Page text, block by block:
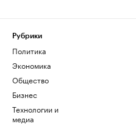
Рубрики
Политика
Экономика
Общество
Бизнес
Технологии и
медиа